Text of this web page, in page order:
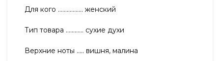
Для кого …………….. женский
Тип товара ………… сухие духи
Верхние ноты ….. вишня, малина